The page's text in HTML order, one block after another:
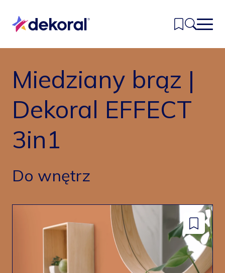
głównej
treści
Inspiracje
Kolory
Produkty
Znajdź sklep
Kontakt
Miedziany brąz |
Dekoral EFFECT
3in1
Do wnętrz
Dodaj
do